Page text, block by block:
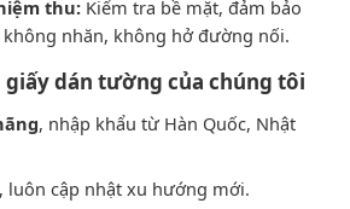
thu: Kiểm tra bề mặt, đảm bảo
nhăn, không hở đường nối.
giấy dán tường của chúng tôi
, nhập khẩu từ Hàn Quốc, Nhật
, luôn cập nhật xu hướng mới.